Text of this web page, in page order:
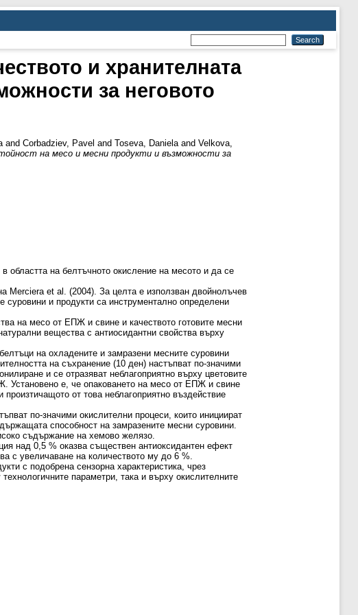
и хранителната
за неговото
and Corbadziev, Pavel and Toseva, Daniela and Velkova,
на месо и месни продукти и възможности за
областта на белтъчното окисление на месото и да се
Merciera et al. (2004). За целта е използван двойнолъчев
и продукти са инструментално определени
на месо от ЕПЖ и свине и качеството готовите месни
вещества с антиосидантни свойства върху
на охладените и замразени месните суровини
на съхранение (10 ден) настъпват по-значими
и се отразяват неблагоприятно върху цветовите
Установено е, че опаковането на месо от ЕПЖ и свине
от това неблагоприятно въздействие
по-значими окислителни процеси, които инициират
способност на замразените месни суровини.
съдържание на хемово желязо.
над 0,5 % оказва съществен антиоксидантен ефект
с увеличаване на количеството му до 6 %.
с подобрена сензорна характеристика, чрез
параметри, така и върху окислителните